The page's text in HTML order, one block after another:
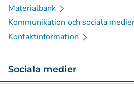
Materialbank
Kommunikation och sociala
Kontaktinformation
Sociala medier